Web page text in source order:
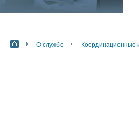
О службе Координационные